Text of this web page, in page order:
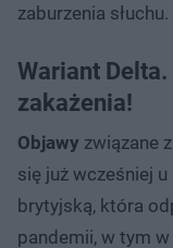
zaburzenia słuchu.
Wariant
zakażenia!
Objawy związane
się już wcześniej
brytyjską, która
pandemii, w tym